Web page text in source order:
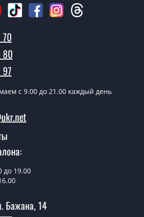
вызвать замерщика?
установку
дверей ТМ Фаворит?
межкомнатных дверей ТМ
согласно очереди, во все дни
установка дверей
17-polotno»?
дверей «Classic-17-polotno» - от
сегодня вызвать
80
c 9.00 до 21.00 каждый день
до 19.00
Бажана, 14